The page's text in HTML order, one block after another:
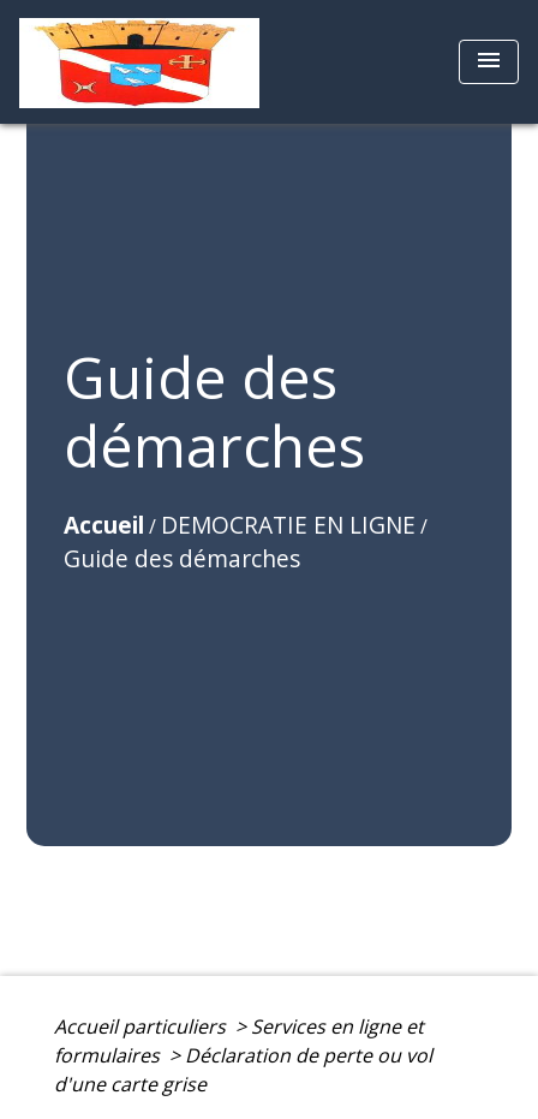
menu
Guide des
démarches
Accueil / DEMOCRATIE EN LIGNE /
Guide des démarches
Accueil particuliers > Services en ligne et
formulaires > Déclaration de perte ou vol
d'une carte grise